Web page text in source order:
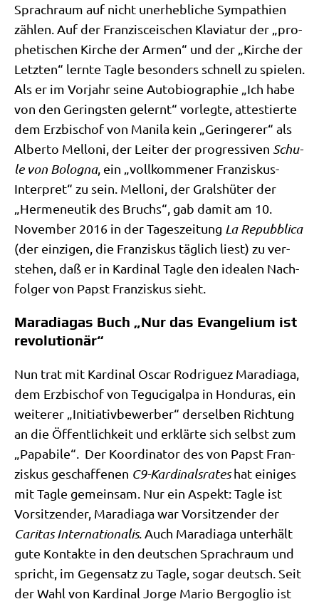
Sprach­raum auf nicht uner­heb­li­che Sym­pa­thien
zäh­len. Auf der Fran­zis­ce­i­schen Kla­via­tur der „pro­
phe­ti­schen Kir­che der Armen“ und der „Kir­che der
Letz­ten“ lern­te Tag­le beson­ders schnell zu spie­len.
Als er im Vor­jahr sei­ne Auto­bio­gra­phie „Ich habe
von den Gering­sten gelernt“ vor­leg­te, atte­stier­te
dem Erz­bi­schof von Mani­la kein „Gerin­ge­rer“ als
Alber­to Mel­lo­ni, der Lei­ter der pro­gres­si­ven Schu­
le von Bolo­gna, ein „voll­kom­me­ner Fran­zis­kus-
Inter­pret“ zu sein. Mel­lo­ni, der Grals­hü­ter der
„Her­me­neu­tik des Bruchs“, gab damit am 10.
Novem­ber 2016 in der Tages­zei­tung La Repubbli­ca
(der ein­zi­gen, die Fran­zis­kus täg­lich liest) zu ver­
ste­hen, daß er in Kar­di­nal Tag­le den idea­len Nach­
fol­ger von Papst Fran­zis­kus sieht.
Maradiagas Buch „Nur das Evangelium ist
revolutionär“
Nun trat mit Kar­di­nal Oscar Rodri­guez Mara­dia­ga,
dem Erz­bi­schof von Tegu­ci­gal­pa in Hon­du­ras, ein
wei­te­rer „Initia­tiv­be­wer­ber“ der­sel­ben Rich­tung
an die Öffent­lich­keit und erklär­te sich selbst zum
„Papa­bi­le“. Der Koor­di­na­tor des von Papst Fran­
zis­kus geschaf­fe­nen C9-Kar­di­nals­ra­teshat eini­ges
mit Tag­le gemein­sam. Nur ein Aspekt: Tag­le ist
Vor­sit­zen­der, Mara­dia­ga war Vor­sit­zen­der der
Cari­tas Inter­na­tio­na­lis. Auch Mara­dia­ga unter­hält
gute Kon­tak­te in den deut­schen Sprach­raum und
spricht, im Gegen­satz zu Tag­le, sogar deutsch. Seit
der Wahl von Kar­di­nal Jor­ge Mario Berg­o­glio ist